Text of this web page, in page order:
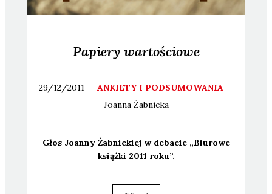
Papiery wartościowe
29/12/2011
ANKIETY I PODSUMOWANIA
Joanna Żabnicka
Głos Joan­ny Żab­nic­kiej w deba­cie „Biu­ro­we
książ­ki 2011 roku”.